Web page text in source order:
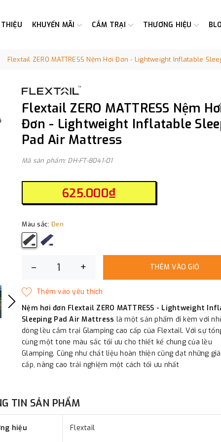
KHUYẾN MÃI CẮM TRẠI THƯƠNG HIỆU
Flextail ZERO MATTRESS Nệm Hơi Đơn - Lightweight Inflatable
Flextail ZERO MATTRESS Nệm
Đơn - Lightweight Inflatable
Pad Air Mattress
Mã sản phẩm: DH-FT-8041-01
625.000₫
Màu sắc: Đen
– + THÊM VÀO GIỎ
Nệm hơi đơn Flextail ZERO MATTRESS - Lightweight
Sleeping Pad Air Mattress là một sản phẩm đi kèm với
dòng lều cắm trại Glamping cao cấp của Flextail. Với sự
cùng một tone màu sắc tối ưu cho thiết kế chung của lều
Glamping. Cũng như chất liệu hoàn thiện cũng đạt những
cấp, nâng cao trải nghiệm một cách tối ưu nhất
TIN SẢN PHẨM
hiệu Flextail